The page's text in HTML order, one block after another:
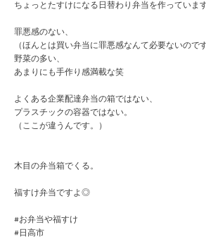
ちょっとたすけになる日替わり弁当を作っています
罪悪感のない、
（ほんとは買い弁当に罪悪感なんて必要ないので
野菜の多い、
あまりにも手作り感満載な笑
よくある企業配達弁当の箱ではない、
プラスチックの容器ではない。
（ここが違うんです。）
木目の弁当箱でくる。
福すけ弁当ですよ◎
#お弁当や福すけ
#日高市